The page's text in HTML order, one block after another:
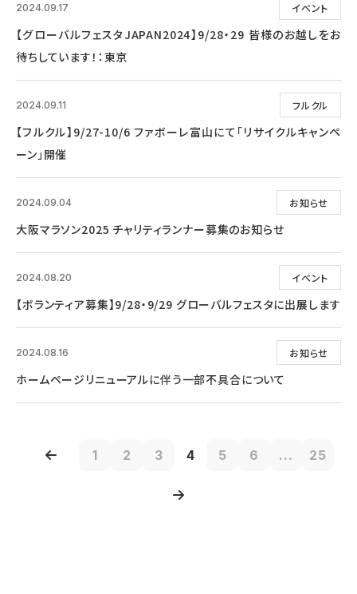
イベント
2024.09.17
【グローバルフェスタJAPAN2024】9/28・29 皆様のお越しをお
待ちしています！：東京
フルクル
2024.09.11
【フルクル】9/27-10/6 ファボーレ富山にて「リサイクルキャンペ
ーン」開催
お知らせ
2024.09.04
大阪マラソン2025 チャリティランナー募集のお知らせ
イベント
2024.08.20
【ボランティア募集】9/28・9/29 グローバルフェスタに出展します
お知らせ
2024.08.16
ホームページリニューアルに伴う一部不具合について
1 2 3 4 5 6 ... 25